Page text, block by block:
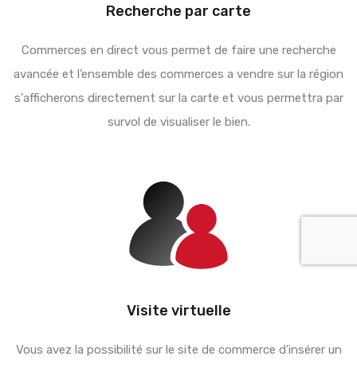
Recherche par carte
Commerces en direct vous permet de faire une recherche
avancée et l’ensemble des commerces a vendre sur la région
s'afficherons directement sur la carte et vous permettra par
survol de visualiser le bien.
Visite virtuelle
Vous avez la possibilité sur le site de commerce d’insérer un